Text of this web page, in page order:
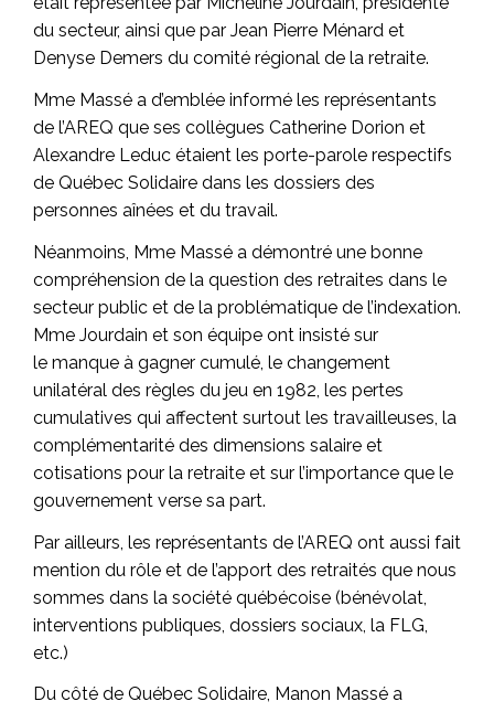
du secteur, ainsi que par Jean Pierre Ménard et
Denyse Demers du comité régional de la retraite.
Mme Massé a d’emblée informé les représentants
de l’AREQ que ses collègues Catherine Dorion et
Alexandre Leduc étaient les porte-parole respectifs
de Québec Solidaire dans les dossiers des
personnes aînées et du travail.
Néanmoins, Mme Massé a démontré une bonne
compréhension de la question des retraites dans le
secteur public et de la problématique de l’indexation.
Mme Jourdain et son équipe ont insisté sur
le manque à gagner cumulé, le changement
unilatéral des règles du jeu en 1982, les pertes
cumulatives qui affectent surtout les travailleuses, la
complémentarité des dimensions salaire et
cotisations pour la retraite et sur l’importance que le
gouvernement verse sa part.
Par ailleurs, les représentants de l’AREQ ont aussi fait
mention du rôle et de l’apport des retraités que nous
sommes dans la société québécoise (bénévolat,
interventions publiques, dossiers sociaux, la FLG,
etc.)
Du côté de Québec Solidaire, Manon Massé a